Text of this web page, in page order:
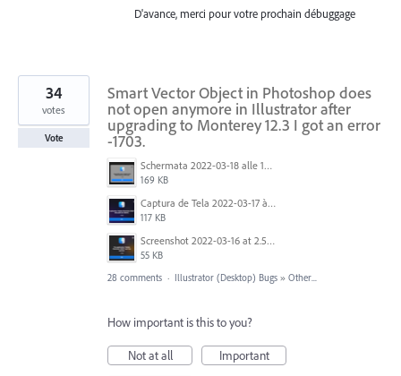
D'avance, merci pour votre prochain débuggage
Smart Vector Object in Photoshop does
not open anymore in Illustrator after
upgrading to Monterey 12.3 I got an error
-1703.
Schermata 2022-03-18 alle 19.41.12.png
169 KB
Captura de Tela 2022-03-17 às 10.18.59.png
117 KB
Screenshot 2022-03-16 at 2.55.35 PM.png
55 KB
34
votes
Vote
28 comments · Illustrator (Desktop) Bugs » Other...
How important is this to you?
Not at all
Important